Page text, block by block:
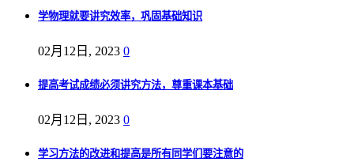
学物理就要讲究效率，巩固基础知识
02月12日, 2023 0
提高考试成绩必须讲究方法，尊重课本基础
02月12日, 2023 0
学习方法的改进和提高是所有同学们要注意的